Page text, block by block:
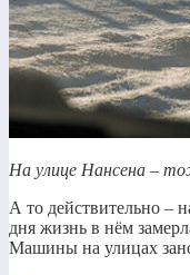
На улице Нансена –
А то действительно –
дня жизнь в нём
Машины на улицах